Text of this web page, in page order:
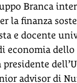
Branca
la finanza
e docente
economia dello
presidente
advisor di